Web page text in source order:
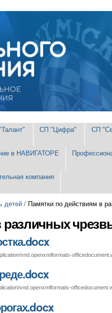
СП "Цифра" СП
в НАВИГАТОРЕ
компания
детей / Памятки по действиям в
vnd.openxmlformats-
vnd.openxmlformats-